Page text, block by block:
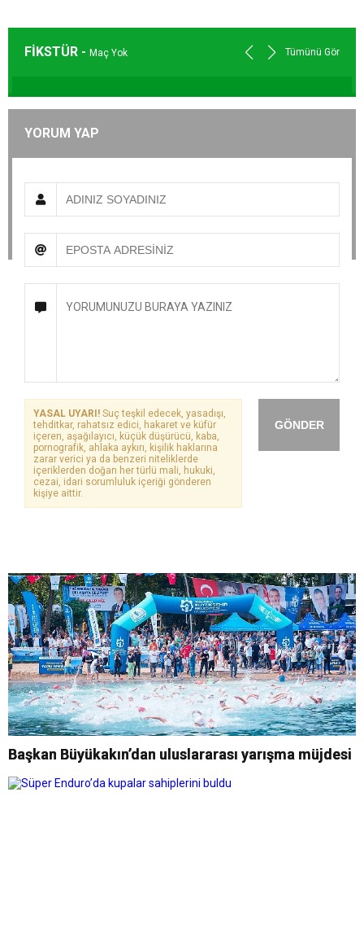
FİKSTÜR - Maç Yok Tümünü Gör
YORUM YAP
GÖNDER
YASAL UYARI! Suç teşkil edecek, yasadışı,
tehditkar, rahatsız edici, hakaret ve küfür
içeren, aşağılayıcı, küçük düşürücü, kaba,
pornografik, ahlaka aykırı, kişilik haklarına
zarar verici ya da benzeri niteliklerde
içeriklerden doğan her türlü mali, hukuki,
cezai, idari sorumluluk içeriği gönderen
kişiye aittir.
Başkan Büyükakın’dan uluslararası yarışma müjdesi